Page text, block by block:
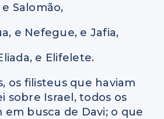
Salomão,
e Nefegue, e Jafia,
e Elifelete.
os filisteus que haviam
sobre Israel, todos os
busca de Davi; o que